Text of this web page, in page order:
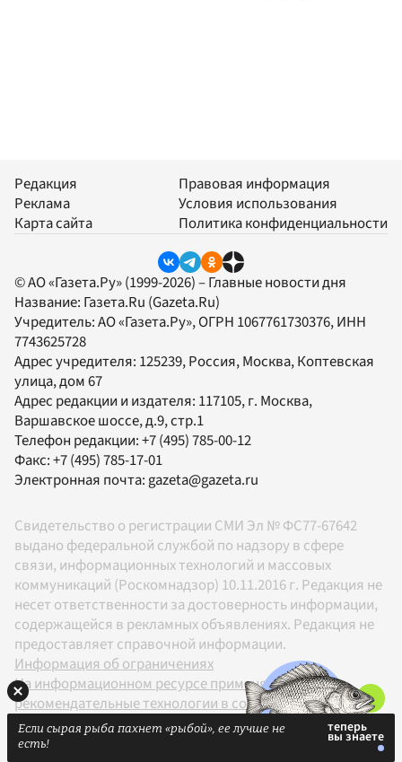
Редакция
Реклама
Карта сайта
Правовая информация
Условия использования
Политика конфиденциальности
© АО «Газета.Ру» (1999-2026) – Главные новости дня
Название: Газета.Ru (Gazeta.Ru)
Учредитель:АО «Газета.Ру», ОГРН 1067761730376, ИНН
7743625728
Адрес учредителя: 125239, Россия, Москва, Коптевская
улица, дом 67
Адрес редакции и издателя: 117105, г. Москва,
Варшавское шоссе, д.9, стр.1
Телефон редакции:+7 (495) 785-00-12
Факс:+7 (495) 785-17-01
Электронная почта:gazeta@gazeta.ru
Свидетельство о регистрации СМИ Эл № ФС77-67642
выдано федеральной службой по надзору в сфере
связи, информационных технологий и массовых
коммуникаций (Роскомнадзор) 10.11.2016 г. Редакция не
несет ответственности за достоверность информации,
содержащейся в рекламных объявлениях. Редакция не
предоставляет справочной информации.
Информация об ограничениях
На информационном ресурсе применяются
рекомендательные технологии в соответствии с
Правилами
Если сырая рыба пахнет «рыбой», ее лучше не
есть!